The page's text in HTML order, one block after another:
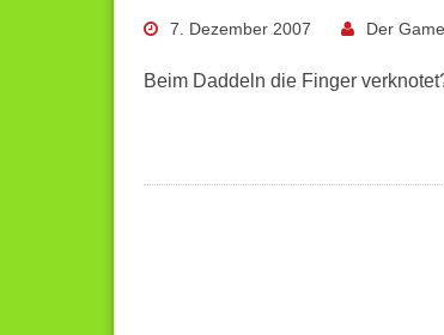
7. Dezember 2007 Der
Beim Daddeln die Finger